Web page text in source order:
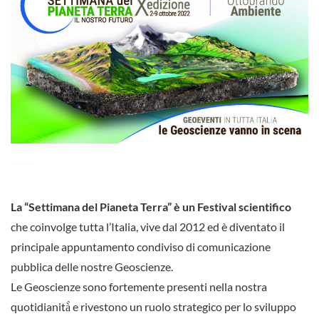
La “Settimana del Pianeta Terra” è un Festival scientifico
che coinvolge tutta l’Italia, vive dal 2012 ed è diventato il
principale appuntamento condiviso di comunicazione
pubblica delle nostre Geoscienze.
Le Geoscienze sono fortemente presenti nella nostra
quotidianità̀ e rivestono un ruolo strategico per lo sviluppo